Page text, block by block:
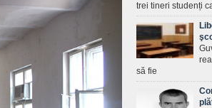
trei tineri studenți
să fie